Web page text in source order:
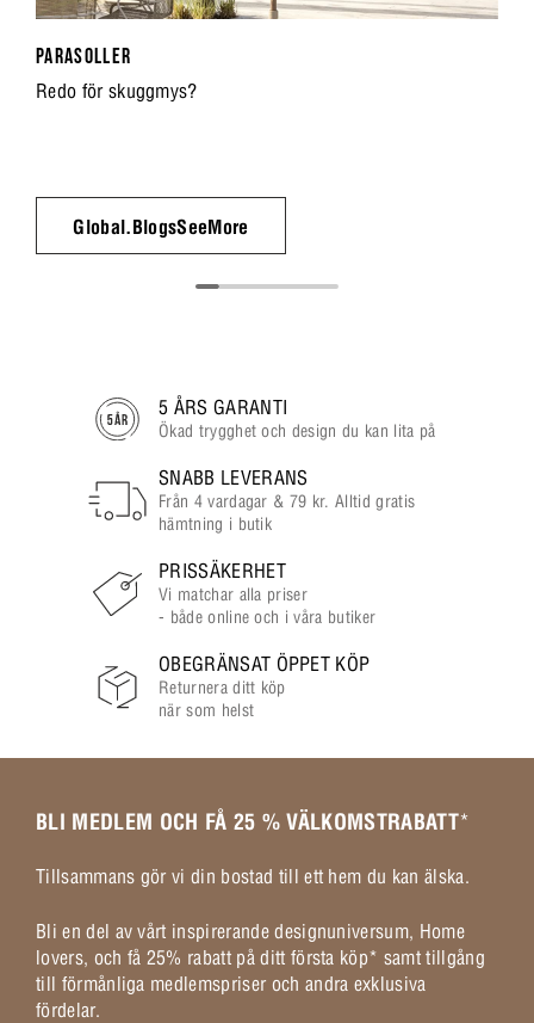
PARASOLLER
Redo för skuggmys?
Global.BlogsSeeMore
5 ÅRS GARANTI
Ökad trygghet och design du kan lita på
SNABB LEVERANS
Från 4 vardagar & 79 kr. Alltid gratis
hämtning i butik
PRISSÄKERHET
Vi matchar alla priser
- både online och i våra butiker
OBEGRÄNSAT ÖPPET KÖP
Returnera ditt köp
när som helst
BLI MEDLEM OCH FÅ 25 % VÄLKOMSTRABATT*
Tillsammans gör vi din bostad till ett hem du kan älska.
Bli en del av vårt inspirerande designuniversum, Home
lovers, och få 25% rabatt på ditt första köp* samt tillgång
till förmånliga medlemspriser och andra exklusiva
fördelar.